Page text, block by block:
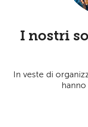
I nostri
In veste di